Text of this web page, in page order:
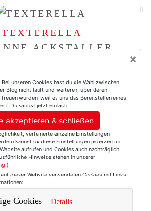
TEXTERELLA
ACKSTALLER
Not Girls.
mit dem
×
Bei unseren Cookies hast du die Wahl zwischen
Blog nicht läuft und weiteren, über deren
würden, weil es uns das Bereitstellen eines
Du kannst jetzt einfach
akzeptieren & schließen
verfeinerte einzelne Einstellungen
kannst du diese Einstellungen jederzeit im
aufrufen und Cookies auch nachträglich
Hinweise stehen in unserer
.)
dieser Website verwendeten Cookies mit Links
Cookies Details